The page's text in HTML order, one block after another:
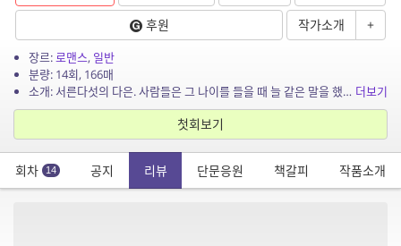
후원
작가소개 +
장르:로맨스, 일반
분량: 14회, 166매
소개: 서른다섯의 다은. 사람들은 그 나이를 들을 때 늘 같은 말을 했다. “더 늦기 전에 이제는 결혼해야지.” 처음엔 그 말이 잔소리처럼 들렸다. 그다음엔 기준처럼 들렸고, 이제는 평가... 더보기
첫회보기
회차 14 공지 리뷰 단문응원 책갈피 작품소개